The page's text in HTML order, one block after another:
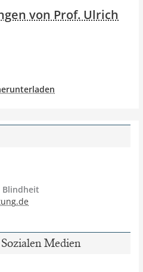
von Prof. Ulrich
Blindheit
Medien